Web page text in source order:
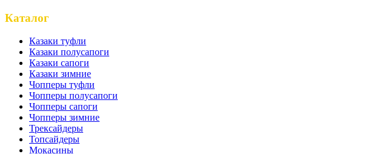
Каталог
Казаки туфли
Казаки полусапоги
Казаки сапоги
Казаки зимние
Чопперы туфли
Чопперы полусапоги
Чопперы сапоги
Чопперы зимние
Трексайдеры
Топсайдеры
Мокасины